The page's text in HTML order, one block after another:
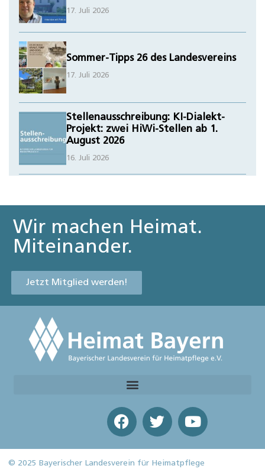
17. Juli 2026
Sommer-Tipps 26 des Landesvereins
17. Juli 2026
Stellenausschreibung: KI-Dialekt-
Projekt: zwei HiWi-Stellen ab 1.
August 2026
16. Juli 2026
Wir machen Heimat.
Miteinander.
Jetzt Mitglied werden!
© 2025 Bayerischer Landesverein für Heimatpflege